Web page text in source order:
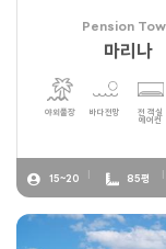
Pension
마리나
야외풀장 바다전망
전 객실
에어컨
15~20 85평